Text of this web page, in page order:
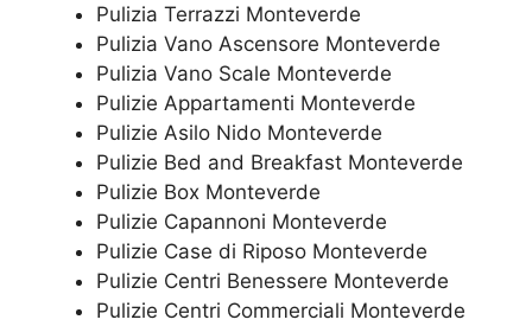
Pulizia Terrazzi Monteverde
Pulizia Vano Ascensore Monteverde
Pulizia Vano Scale Monteverde
Pulizie Appartamenti Monteverde
Pulizie Asilo Nido Monteverde
Pulizie Bed and Breakfast Monteverde
Pulizie Box Monteverde
Pulizie Capannoni Monteverde
Pulizie Case di Riposo Monteverde
Pulizie Centri Benessere Monteverde
Pulizie Centri Commerciali Monteverde